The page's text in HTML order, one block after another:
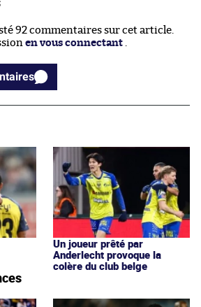
92 commentaires sur cet article.
en vous connectant
Un joueur prêté par
Anderlecht provoque la
colère du club belge